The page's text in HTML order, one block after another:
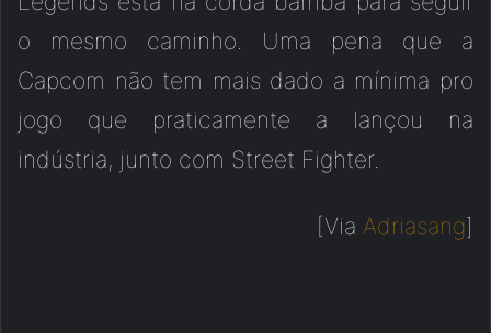
o mesmo caminho. Uma pena que a
Capcom não tem mais dado a mínima pro
jogo que praticamente a lançou na
indústria, junto com Street Fighter.
[Via Adriasang]